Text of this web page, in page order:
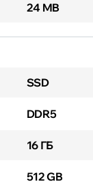
24 MB
SSD
DDR5
16 ГБ
512 GB